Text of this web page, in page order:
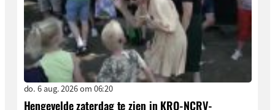
do. 6 aug. 2026 om 06:20
Hengevelde zaterdag te zien in KRO-NCRV-